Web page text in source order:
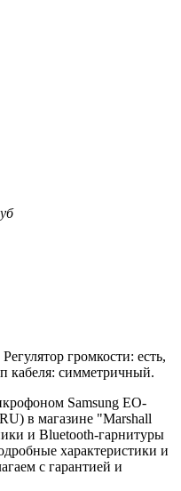
громкости: есть,
кабеля: симметричный.
Samsung EO-
в магазине "Marshall
и Bluetooth-гарнитуры
характеристики и
с гарантией и